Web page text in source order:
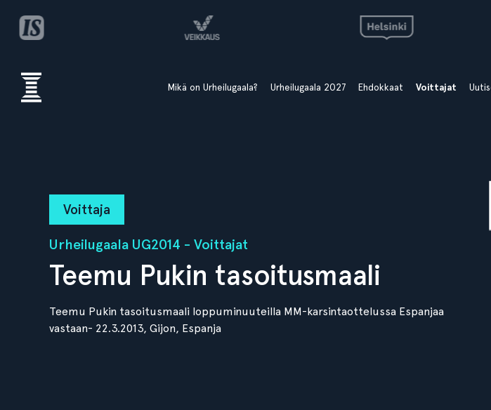
Mikä on Urheilugaala? Urheilugaala 2027 Ehdokkaat Voittajat
Voittaja
Urheilugaala UG2014 - Voittajat
Teemu Pukin tasoitusmaali
Teemu Pukin tasoitusmaali loppuminuuteilla MM-karsintaottelussa Espanjaa
vastaan- 22.3.2013, Gijon, Espanja